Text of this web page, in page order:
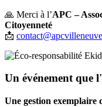
🙏 Merci à l’APC –
Citoyenneté
📩
Un événement que
Une gestion exemplaire